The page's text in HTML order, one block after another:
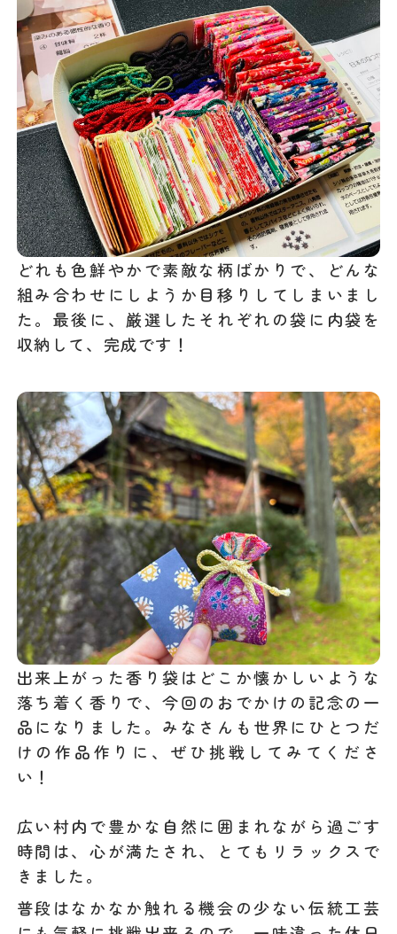
どれも色鮮やかで素敵な柄ばかりで、どんな
組み合わせにしようか目移りしてしまいまし
た。最後に、厳選したそれぞれの袋に内袋を
収納して、完成です！
出来上がった香り袋はどこか懐かしいような
落ち着く香りで、今回のおでかけの記念の一
品になりました。みなさんも世界にひとつだ
けの作品作りに、ぜひ挑戦してみてくださ
い！
広い村内で豊かな自然に囲まれながら過ごす
時間は、心が満たされ、とてもリラックスで
きました。
普段はなかなか触れる機会の少ない伝統工芸